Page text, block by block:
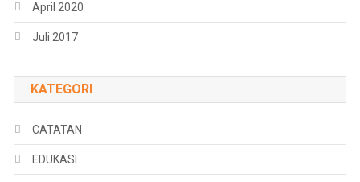
April 2020
Juli 2017
KATEGORI
CATATAN
EDUKASI